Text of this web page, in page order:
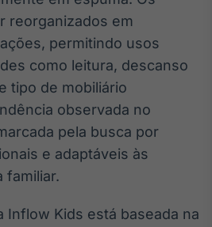
Broadcast
Curadoria
Curadoria de
conteúdos
Broadcast
Radar
Monitoramento
conteúdos
reorganizados em
permitindo usos
como leitura, descanso
tipo de mobiliário
observada no
pela busca por
e adaptáveis às
familiar.
Inflow Kids está baseada na